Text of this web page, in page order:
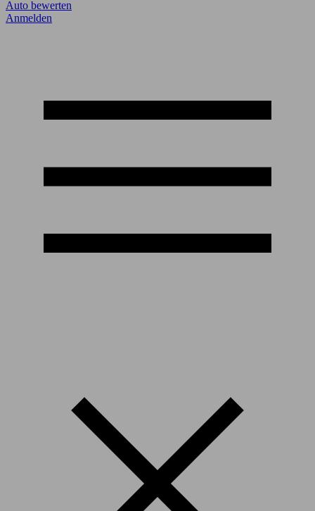
Auto bewerten
Anmelden